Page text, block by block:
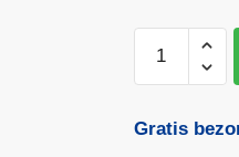
waterpas
7cm
Gratis